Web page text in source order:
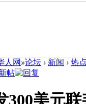
人网 »论坛 › 新闻 › 热
300美元